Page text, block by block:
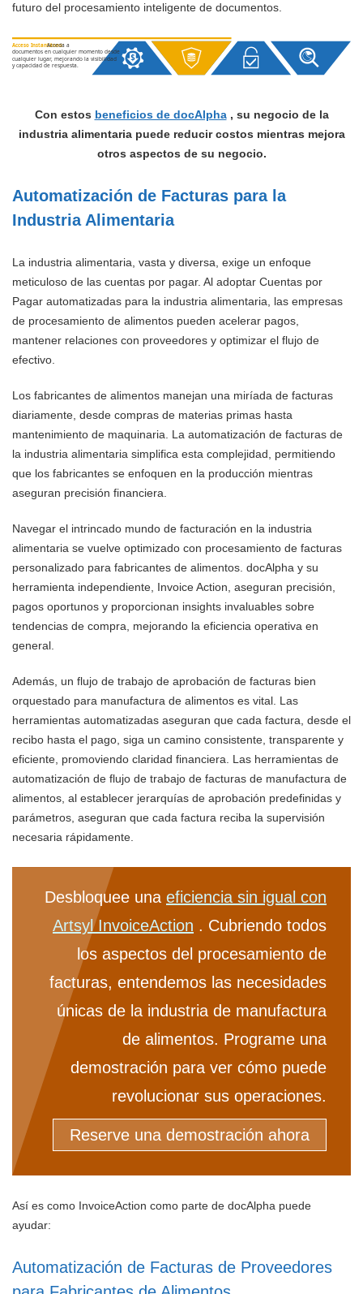
futuro del procesamiento inteligente de documentos.
Acceso Instantáneo:
Acceda a
documentos en cualquier momento desde
cualquier lugar, mejorando la visibilidad
y capacidad de respuesta.
Con estos beneficios de docAlpha, su negocio de la
industria alimentaria puede reducir costos mientras mejora
otros aspectos de su negocio.
Automatización de Facturas para la
Industria Alimentaria
La industria alimentaria, vasta y diversa, exige un enfoque
meticuloso de las cuentas por pagar. Al adoptar Cuentas por
Pagar automatizadas para la industria alimentaria, las empresas
de procesamiento de alimentos pueden acelerar pagos,
mantener relaciones con proveedores y optimizar el flujo de
efectivo.
Los fabricantes de alimentos manejan una miríada de facturas
diariamente, desde compras de materias primas hasta
mantenimiento de maquinaria. La automatización de facturas de
la industria alimentaria simplifica esta complejidad, permitiendo
que los fabricantes se enfoquen en la producción mientras
aseguran precisión financiera.
Navegar el intrincado mundo de facturación en la industria
alimentaria se vuelve optimizado con procesamiento de facturas
personalizado para fabricantes de alimentos. docAlpha y su
herramienta independiente, Invoice Action, aseguran precisión,
pagos oportunos y proporcionan insights invaluables sobre
tendencias de compra, mejorando la eficiencia operativa en
general.
Además, un flujo de trabajo de aprobación de facturas bien
orquestado para manufactura de alimentos es vital. Las
herramientas automatizadas aseguran que cada factura, desde el
recibo hasta el pago, siga un camino consistente, transparente y
eficiente, promoviendo claridad financiera. Las herramientas de
automatización de flujo de trabajo de facturas de manufactura de
alimentos, al establecer jerarquías de aprobación predefinidas y
parámetros, aseguran que cada factura reciba la supervisión
necesaria rápidamente.
Desbloquee una eficiencia sin igual con
Artsyl InvoiceAction . Cubriendo todos
los aspectos del procesamiento de
facturas, entendemos las necesidades
únicas de la industria de manufactura
de alimentos. Programe una
demostración para ver cómo puede
revolucionar sus operaciones.
Reserve una demostración ahora
Así es como InvoiceAction como parte de docAlpha puede
ayudar:
Automatización de Facturas de Proveedores